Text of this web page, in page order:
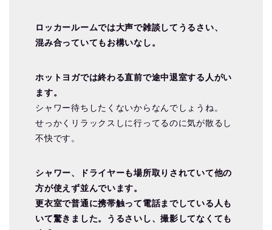
ロッカールームでは大声で雑談してうるさい、
混み合っていてもお構いなし。
ホットヨガでは終わる直前で途中退室する人がい
ます。
シャワー待ちしたくないからなんでしょうね。
せっかくリラックスしに行ってるのに気が散るし
不快です。
シャワー、ドライヤーも場所取りされていて他の
方が使えず並んでいます。
更衣室で普通に携帯触って電話までしている人も
いて驚きました。うるさいし、撮影してなくても